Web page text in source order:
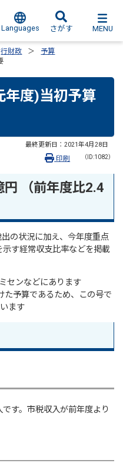
Languages さがす MENU
行財政
予算
年度)当初予算
最終更新日： 2021年4月28日
（ID:1082）
印刷
（前年度比2.4
の状況に加え、今年度重点
す経常収支比率などを掲載
センなどにあります
た予算であるため、この号で
ます
す。市税収入が前年度より